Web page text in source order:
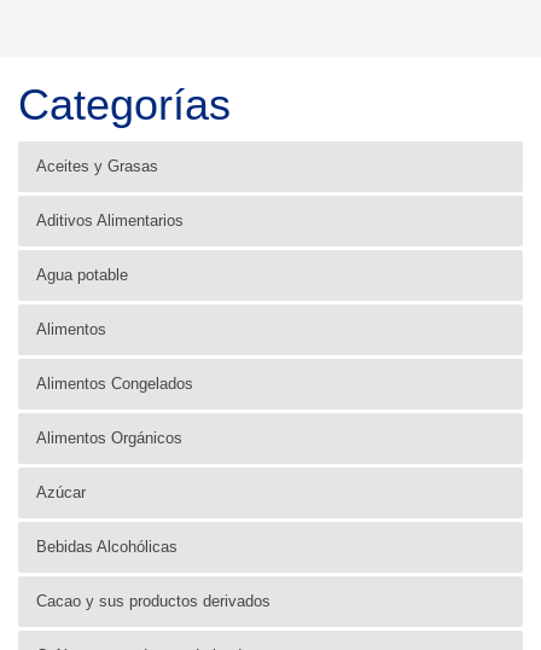
Categorías
Aceites y Grasas
Aditivos Alimentarios
Agua potable
Alimentos
Alimentos Congelados
Alimentos Orgánicos
Azúcar
Bebidas Alcohólicas
Cacao y sus productos derivados